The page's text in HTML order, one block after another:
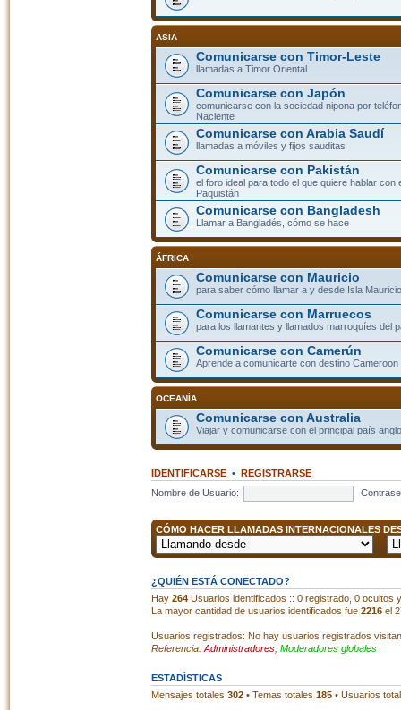
ASIA
Comunicarse con Timor-Leste
llamadas a Timor Oriental
Comunicarse con Japón
comunicarse con la sociedad nipona por
Naciente
Comunicarse con Arabia Saudí
llamadas a móviles y fijos sauditas
Comunicarse con Pakistán
el foro ideal para todo el que quiere hablar con
Paquistán
Comunicarse con Bangladesh
Llamar a Bangladés, cómo se hace
ÁFRICA
Comunicarse con Mauricio
para saber cómo llamar a y desde Isla
Comunicarse con Marruecos
para los llamantes y llamados marroquíes del
Comunicarse con Camerún
Aprende a comunicarte con destino Cameroon
OCEANÍA
Comunicarse con Australia
Viajar y comunicarse con el principal país
IDENTIFICARSE• REGISTRARSE
Nombre de Usuario:
CÓMO HACER LLAMADAS INTERNACIONALES
¿QUIÉN ESTÁ CONECTADO?
Hay 264Usuarios identificados :: 0 registrado, 0 ocultos
La mayor cantidad de usuarios identificados fue 2216el
Usuarios registrados: No hay usuarios registrados
Referencia: Administradores, Moderadores globales
ESTADÍSTICAS
Mensajes totales 302• Temas totales 185• Usuarios